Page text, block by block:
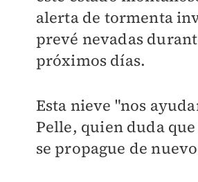
alerta de tormenta
prevé nevadas
próximos días.
Esta nieve "nos
Pelle, quien duda
se propague de